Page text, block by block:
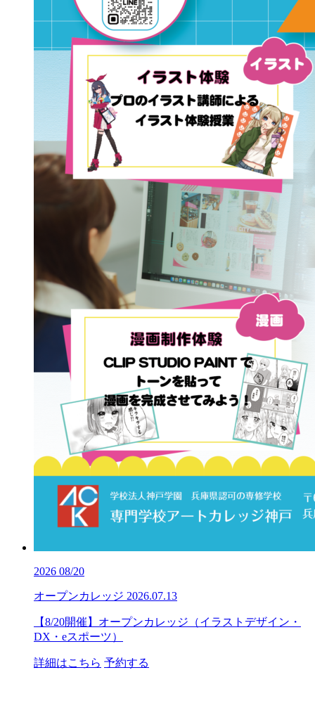
2026 08/20
オープンカレッジ 2026.07.13
【8/20開催】オープンカレッジ（イラストデザイン・
DX・eスポーツ）
詳細はこちら 予約する